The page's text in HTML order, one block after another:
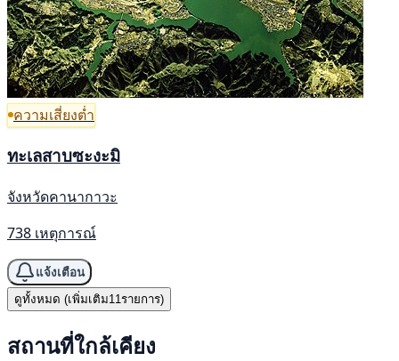
ความเสี่ยงต่ำ
ทะเลสาบซะงะมิ
จังหวัดคานากาวะ
738 เหตุการณ์
แจ้งเตือน
ดูทั้งหมด (เพิ่มเติม11รายการ)
สถานที่ใกล้เคียง